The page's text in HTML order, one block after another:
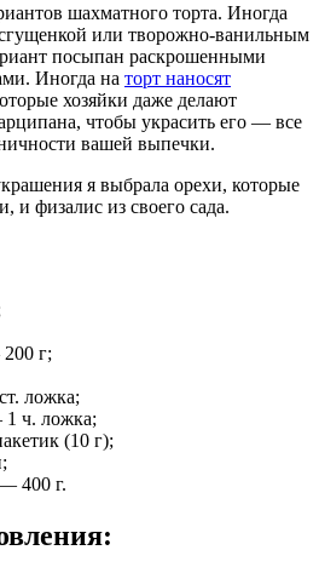
шахматного торта. Иногда
или творожно-ванильным
посыпан раскрошенными
Иногда на торт наносят
хозяйки даже делают
чтобы украсить его — все
вашей выпечки.
я выбрала орехи, которые
и физалис из своего сада.
г;
ложка;
ч. ложка;
(10 г);
400 г.